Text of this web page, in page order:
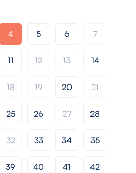
4 5 6 7
11 12 13 14
18 19 20 21
25 26 27 28
32 33 34 35
39 40 41 42